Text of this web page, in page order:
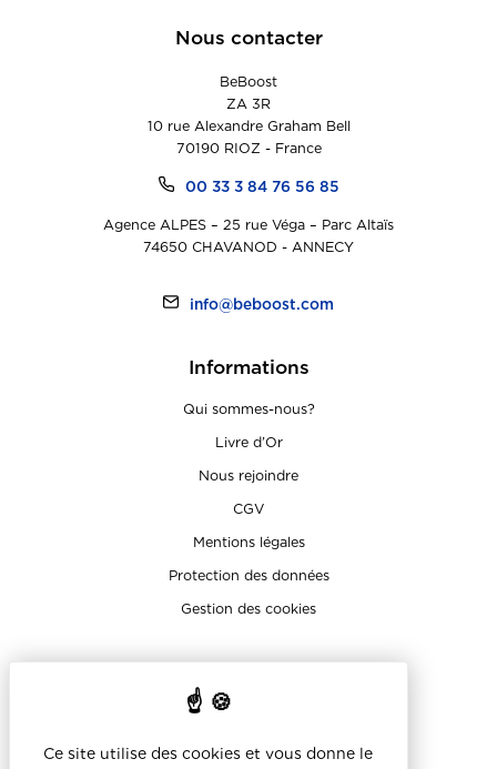
Nous contacter
BeBoost
ZA 3R
10 rue Alexandre Graham Bell
70190 RIOZ - France
00 33 3 84 76 56 85
Agence ALPES – 25 rue Véga – Parc Altaïs
74650 CHAVANOD - ANNECY
info@beboost.com
Informations
Qui sommes-nous?
Livre d’Or
Nous rejoindre
CGV
Mentions légales
Protection des données
Gestion des cookies
Sur les réseaux
Ce site utilise des cookies et vous donne le